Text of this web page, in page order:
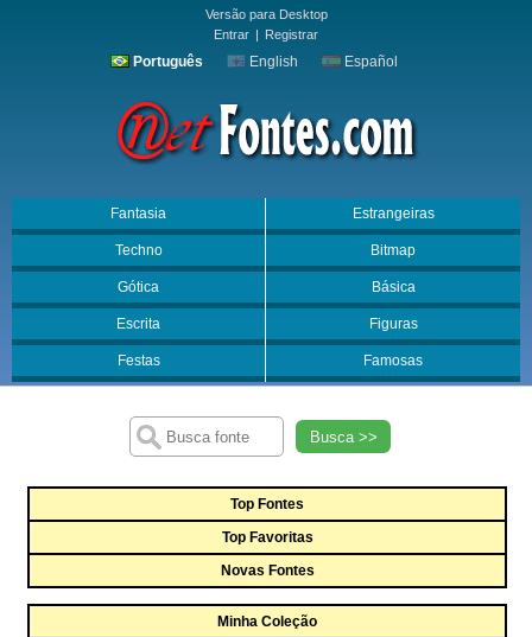
Versão para Desktop
Entrar | Registrar
Português English Español
Fantasia Estrangeiras
Techno Bitmap
Gótica Básica
Escrita Figuras
Festas Famosas
Busca >>
Top Fontes
Top Favoritas
Novas Fontes
Minha Coleção